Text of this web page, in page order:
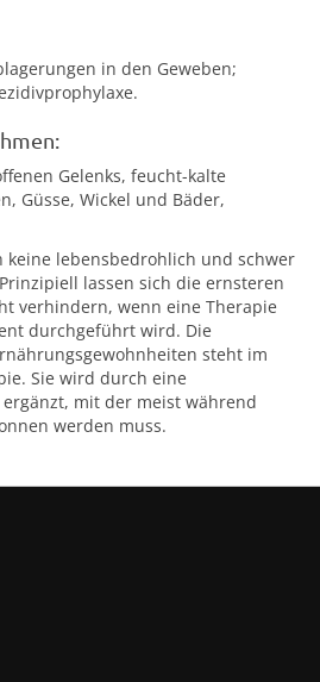
in den Geweben;
Gelenks, feucht-kalte
Güsse, Wickel und Bäder,
keine lebensbedrohlich und schwer
lassen sich die ernsteren
verhindern, wenn eine Therapie
durchgeführt wird. Die
steht im
Sie wird durch eine
mit der meist während
werden muss.